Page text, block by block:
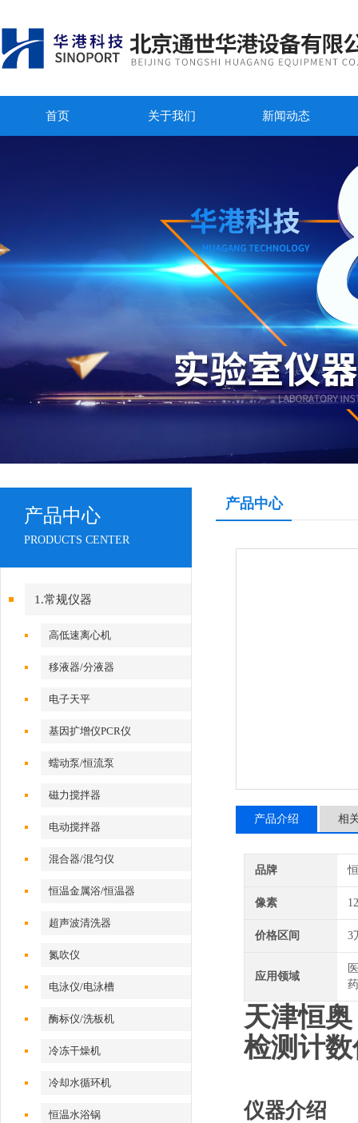
首页 关于我们 新闻动态
产品中心
PRODUCTS CENTER
1.常规仪器
高低速离心机
移液器/分液器
电子天平
基因扩增仪PCR仪
蠕动泵/恒流泵
磁力搅拌器
电动搅拌器
混合器/混匀仪
恒温金属浴/恒温器
超声波清洗器
氮吹仪
电泳仪/电泳槽
酶标仪/洗板机
冷冻干燥机
冷却水循环机
恒温水浴锅
产品中心
产品介绍 相
品牌
像素
价格区间 3
应用领域
天津恒
检测计
仪器介绍